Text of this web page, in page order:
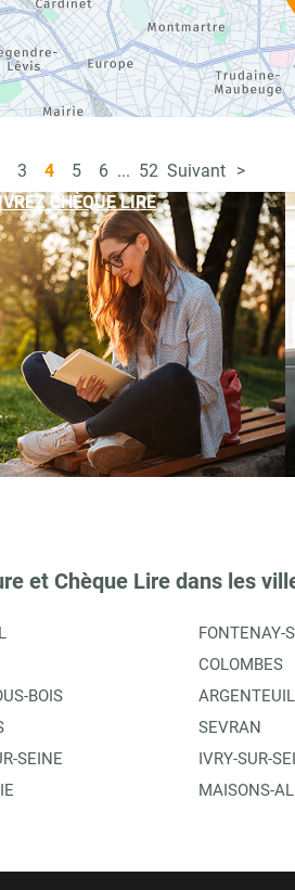
3 4 5 6 ... 52 Suivant
CHÈQUE LIRE
et Chèque Lire dans les
BOIS
SEINE
FONTENAY-
COLOMBES
ARGENTEUIL
SEVRAN
IVRY-SUR-
MAISONS-